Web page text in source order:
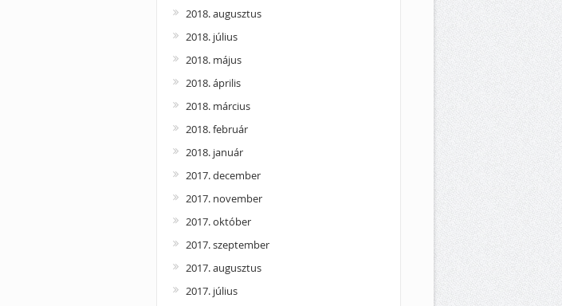
2018. augusztus
2018. július
2018. május
2018. április
2018. március
2018. február
2018. január
2017. december
2017. november
2017. október
2017. szeptember
2017. augusztus
2017. július